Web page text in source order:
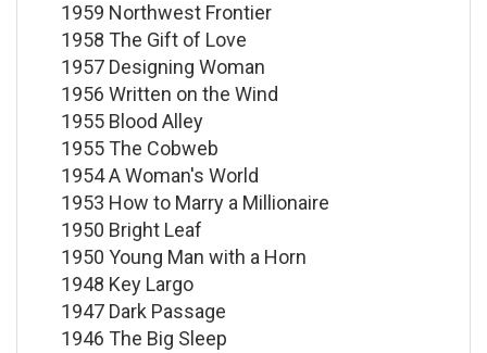
1959 Northwest Frontier
1958 The Gift of Love
1957 Designing Woman
1956 Written on the Wind
1955 Blood Alley
1955 The Cobweb
1954 A Woman's World
1953 How to Marry a Millionaire
1950 Bright Leaf
1950 Young Man with a Horn
1948 Key Largo
1947 Dark Passage
1946 The Big Sleep